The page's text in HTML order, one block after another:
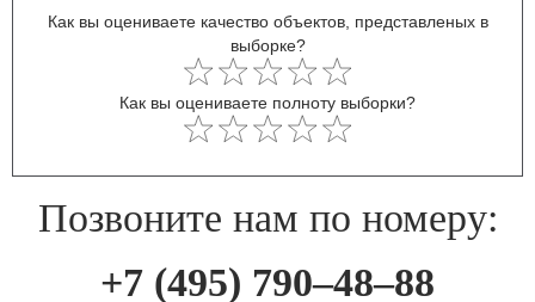
Как вы оцениваете качество объектов, представленых в
выборке?
Как вы оцениваете полноту выборки?
Позвоните нам по номеру:
+7 (495) 790–48–88